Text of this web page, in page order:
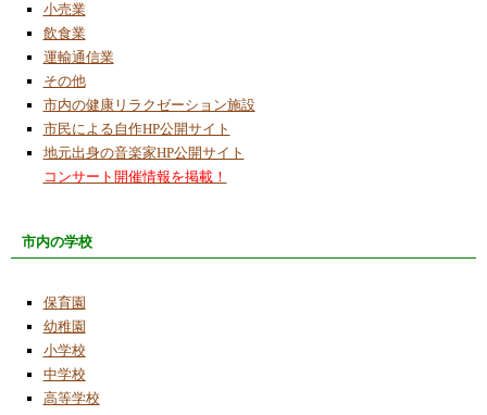
小売業
飲食業
運輸通信業
その他
市内の健康リラクゼーション施設
市民による自作HP公開サイト
地元出身の音楽家HP公開サイト
コンサート開催情報を掲載！
市内の学校
保育園
幼稚園
小学校
中学校
高等学校